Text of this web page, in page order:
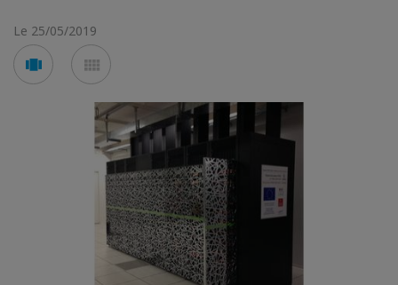
Le 25/05/2019
Voir
en
carousel
en
mosaïque